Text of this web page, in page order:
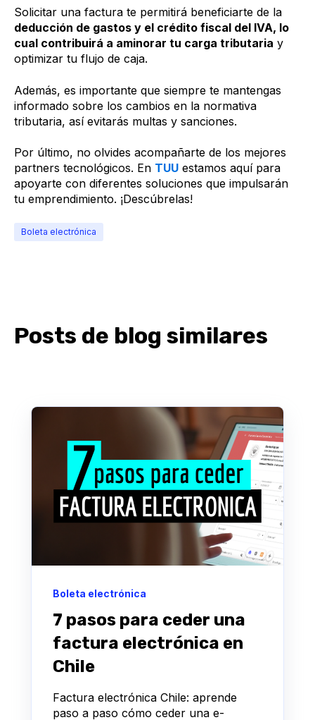
Solicitar una factura te permitirá beneficiarte de la
deducción de gastos y el crédito fiscal del IVA, lo
cual contribuirá a aminorar tu carga tributaria y
optimizar tu flujo de caja.
Además, es importante que siempre te mantengas
informado sobre los cambios en la normativa
tributaria, así evitarás multas y sanciones.
Por último, no olvides acompañarte de los mejores
partners tecnológicos. En TUU estamos aquí para
apoyarte con diferentes soluciones que impulsarán
tu emprendimiento. ¡Descúbrelas!
Boleta electrónica
Posts de blog similares
Boleta electrónica
7 pasos para ceder una
factura electrónica en
Chile
Factura electrónica Chile: aprende
paso a paso cómo ceder una e-